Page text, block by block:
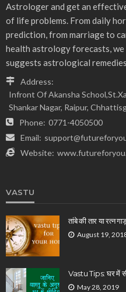
Astrologer and get an
of life problems. From daily
prediction, from marriage to
health astrology forecasts,
suggests astrological
Address:
Infront Of Akansha
Shankar Nagar, Raipur,
Phone: 0771-4050500
Email:
Website:
VASTU
तांबे की तार या रत्न
August 19,
Vastu Tips: घर में
May 28, 2019